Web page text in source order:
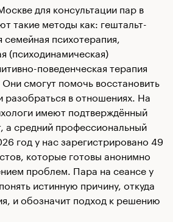
для консультации пар в
такие методы как: гештальт-
семейная психотерапия,
(психодинамическая)
поведенческая терапия
смогут помочь восстановить
разобраться в отношениях. На
имеют подтверждённый
а средний профессиональный
год у нас зарегистрировано 49
которые готовы анонимно
проблем. Пара на сеансе у
истинную причину, откуда
и обозначит подход к решению